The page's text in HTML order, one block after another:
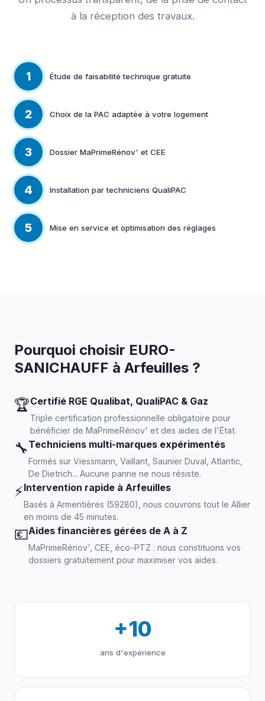
à la réception des travaux.
1 Étude de faisabilité technique gratuite
2 Choix de la PAC adaptée à votre logement
3 Dossier MaPrimeRénov' et CEE
4 Installation par techniciens QualiPAC
5 Mise en service et optimisation des réglages
Pourquoi choisir EURO-
SANICHAUFF à Arfeuilles ?
🏆Certifié RGE Qualibat, QualiPAC & Gaz
Triple certification professionnelle obligatoire pour
bénéficier de MaPrimeRénov' et des aides de l'État.
🔧 Techniciens multi-marques expérimentés
Formés sur Viessmann, Vaillant, Saunier Duval, Atlantic,
De Dietrich... Aucune panne ne nous résiste.
⚡Intervention rapide à Arfeuilles
Basés à Armentières (59280), nous couvrons tout le Allier
en moins de 45 minutes.
💶Aides financières gérées de A à Z
MaPrimeRénov', CEE, éco-PTZ : nous constituons vos
dossiers gratuitement pour maximiser vos aides.
+10
ans d'expérience